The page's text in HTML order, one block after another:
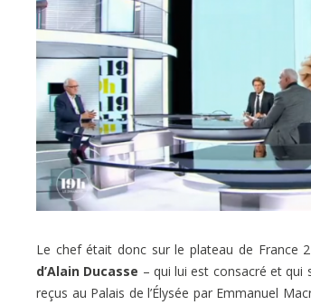
Le chef était donc sur le plateau de France 2
d’Alain Ducasse – qui lui est consacré et qui
reçus au Palais de l’Élysée par Emmanuel